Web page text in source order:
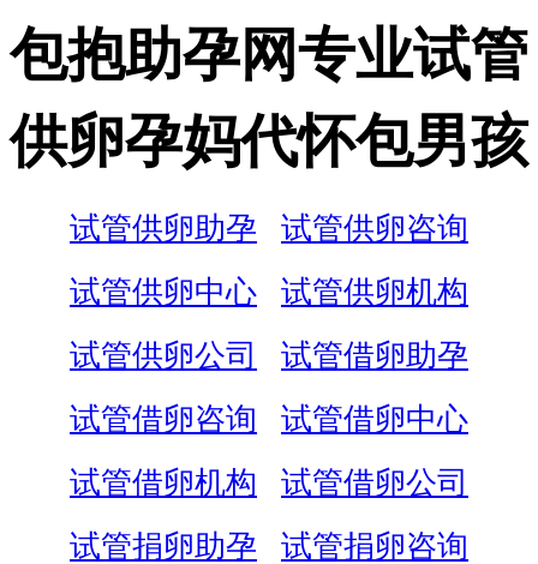
包抱助孕网专业试管
供卵孕妈代怀包男孩
试管供卵助孕
试管供卵咨询
试管供卵中心
试管供卵机构
试管供卵公司
试管借卵助孕
试管借卵咨询
试管借卵中心
试管借卵机构
试管借卵公司
试管捐卵助孕
试管捐卵咨询